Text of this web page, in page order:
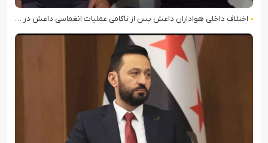
اختلاف داخلی هواداران داعش پس از ناکامی عملیات انغماسی داعش در رقه